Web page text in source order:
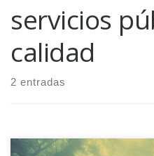
servicios
calidad
2 entradas